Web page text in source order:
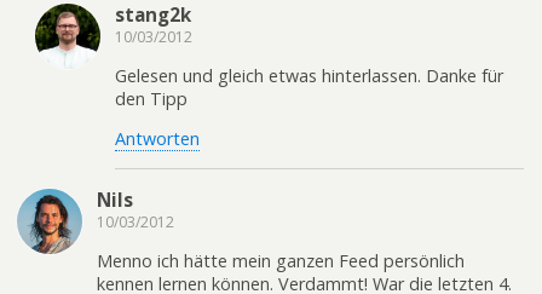
stang2k
10/03/2012
Gelesen und gleich etwas hinterlassen. Danke für
den Tipp
Antworten
Nils
10/03/2012
Menno ich hätte mein ganzen Feed persönlich
kennen lernen können. Verdammt! War die letzten 4.